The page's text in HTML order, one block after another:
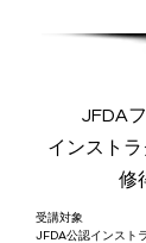
JFDA​
インスト
修
受講対象
​​JFDA公認インスト